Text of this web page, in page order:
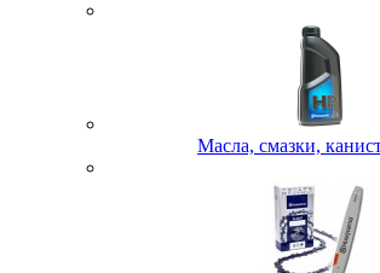
Масла, смазки,